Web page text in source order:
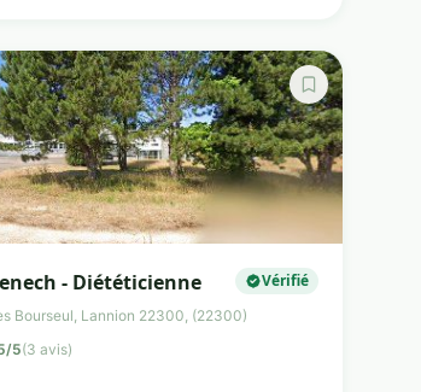
- Diététicienne Vérifié
Bourseul, Lannion 22300, (22300)
5(3 avis)